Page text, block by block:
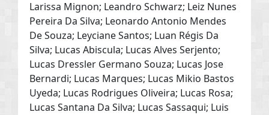
Larissa Mignon; Leandro Schwarz; Leiz Nunes
Pereira Da Silva; Leonardo Antonio Mendes
De Souza; Leyciane Santos; Luan Régis Da
Silva; Lucas Abiscula; Lucas Alves Serjento;
Lucas Dressler Germano Souza; Lucas Jose
Bernardi; Lucas Marques; Lucas Mikio Bastos
Uyeda; Lucas Rodrigues Oliveira; Lucas Rosa;
Lucas Santana Da Silva; Lucas Sassaqui; Luis